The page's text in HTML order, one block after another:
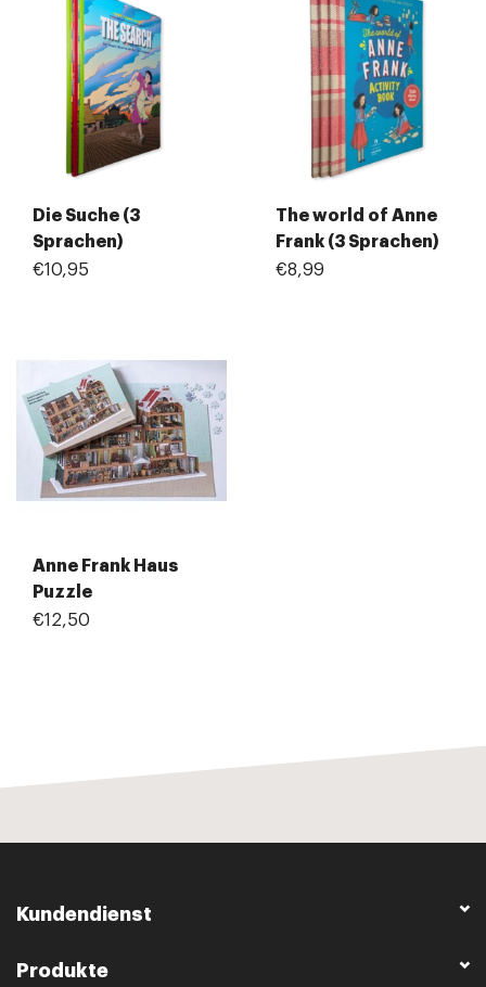
Die Suche (3
Sprachen)
€10,95
The world of Anne
Frank (3 Sprachen)
€8,99
Anne Frank Haus
Puzzle
€12,50
Kundendienst
Produkte